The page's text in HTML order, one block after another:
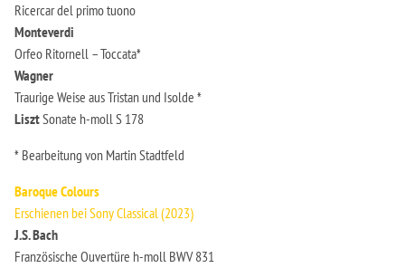
Ricercar del primo tuono
Monteverdi
Orfeo Ritornell – Toccata*
Wagner
Traurige Weise aus Tristan und Isolde *
LisztSonate h-moll S 178
* Bearbeitung von Martin Stadtfeld
Baroque Colours
Erschienen bei Sony Classical (2023)
J.S. Bach
Französische Ouvertüre h-moll BWV 831